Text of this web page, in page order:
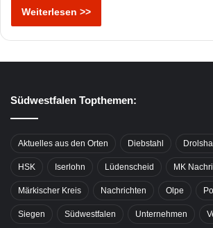
Weiterlesen >>
Südwestfalen Topthemen:
Aktuelles aus den Orten Diebstahl
HSK Iserlohn Lüdenscheid MK
Märkischer Kreis Nachrichten Olpe
Siegen Südwestfalen Unternehmen